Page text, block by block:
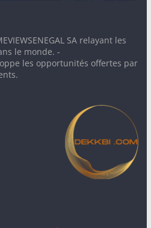
SA relayant les
le monde. -
les opportunités offertes par